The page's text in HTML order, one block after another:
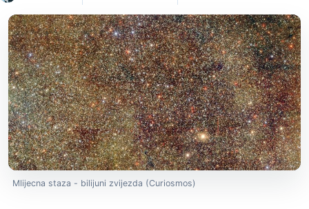
Mlijecna staza - bilijuni zvijezda (Curiosmos)